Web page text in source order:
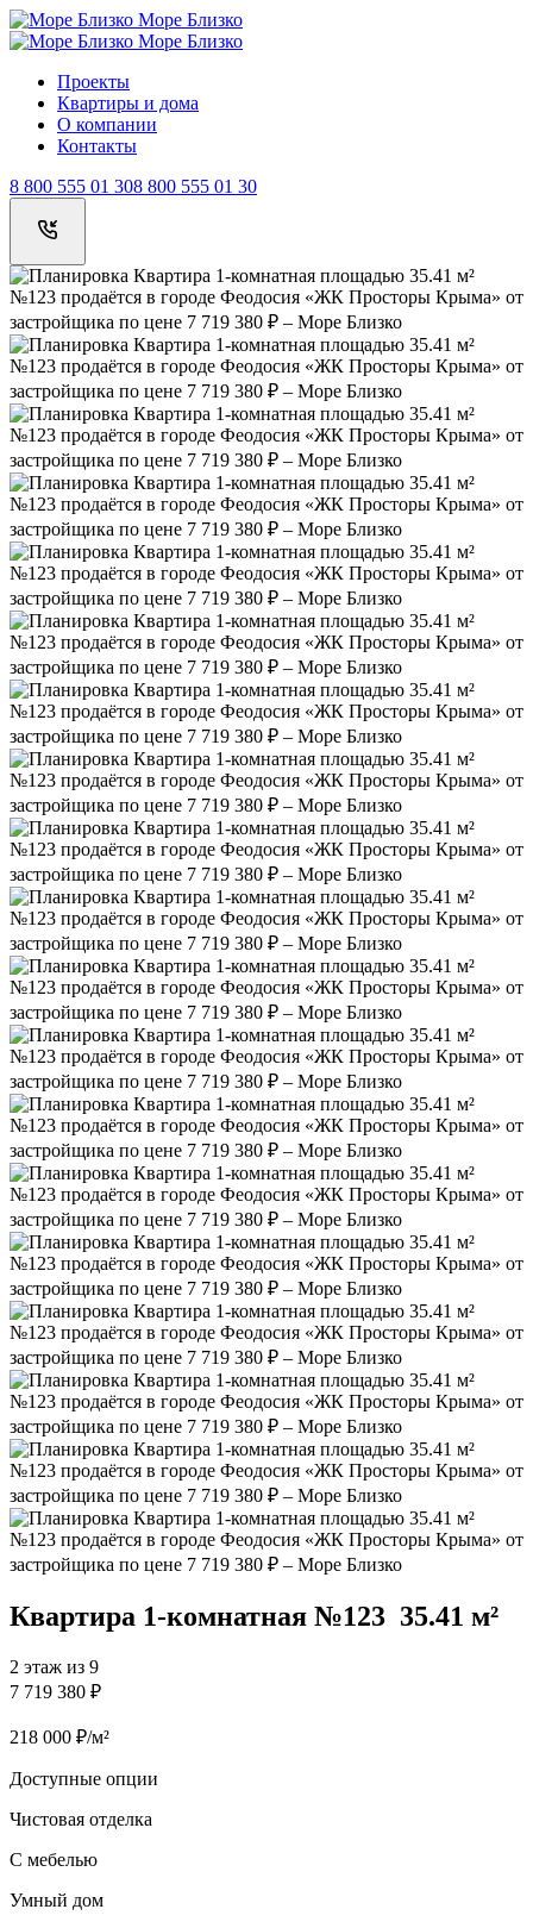
Море Близко
Море Близко
Проекты
Квартиры и дома
О компании
Контакты
8 800 555 01 308 800 555 01 30
Квартира 1‑комнатная №123 35.41 м²
2 этаж из 9
7 719 380 ₽
218 000 ₽/м²
Доступные опции
Чистовая отделка
С мебелью
Умный дом